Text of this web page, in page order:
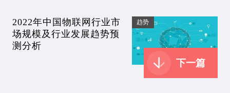
2022年中国物联网行业市
场规模及行业发展趋势预
测分析
趋势
下一篇